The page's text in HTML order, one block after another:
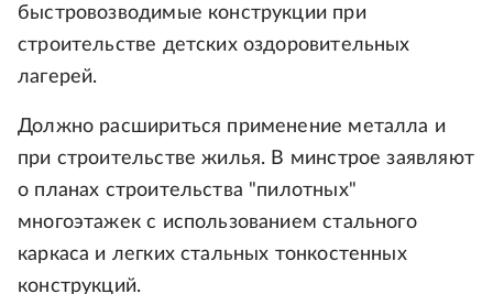
быстровозводимые конструкции при
строительстве детских оздоровительных
лагерей.
Должно расшириться применение металла и
при строительстве жилья. В минстрое заявляют
о планах строительства "пилотных"
многоэтажек с использованием стального
каркаса и легких стальных тонкостенных
конструкций.